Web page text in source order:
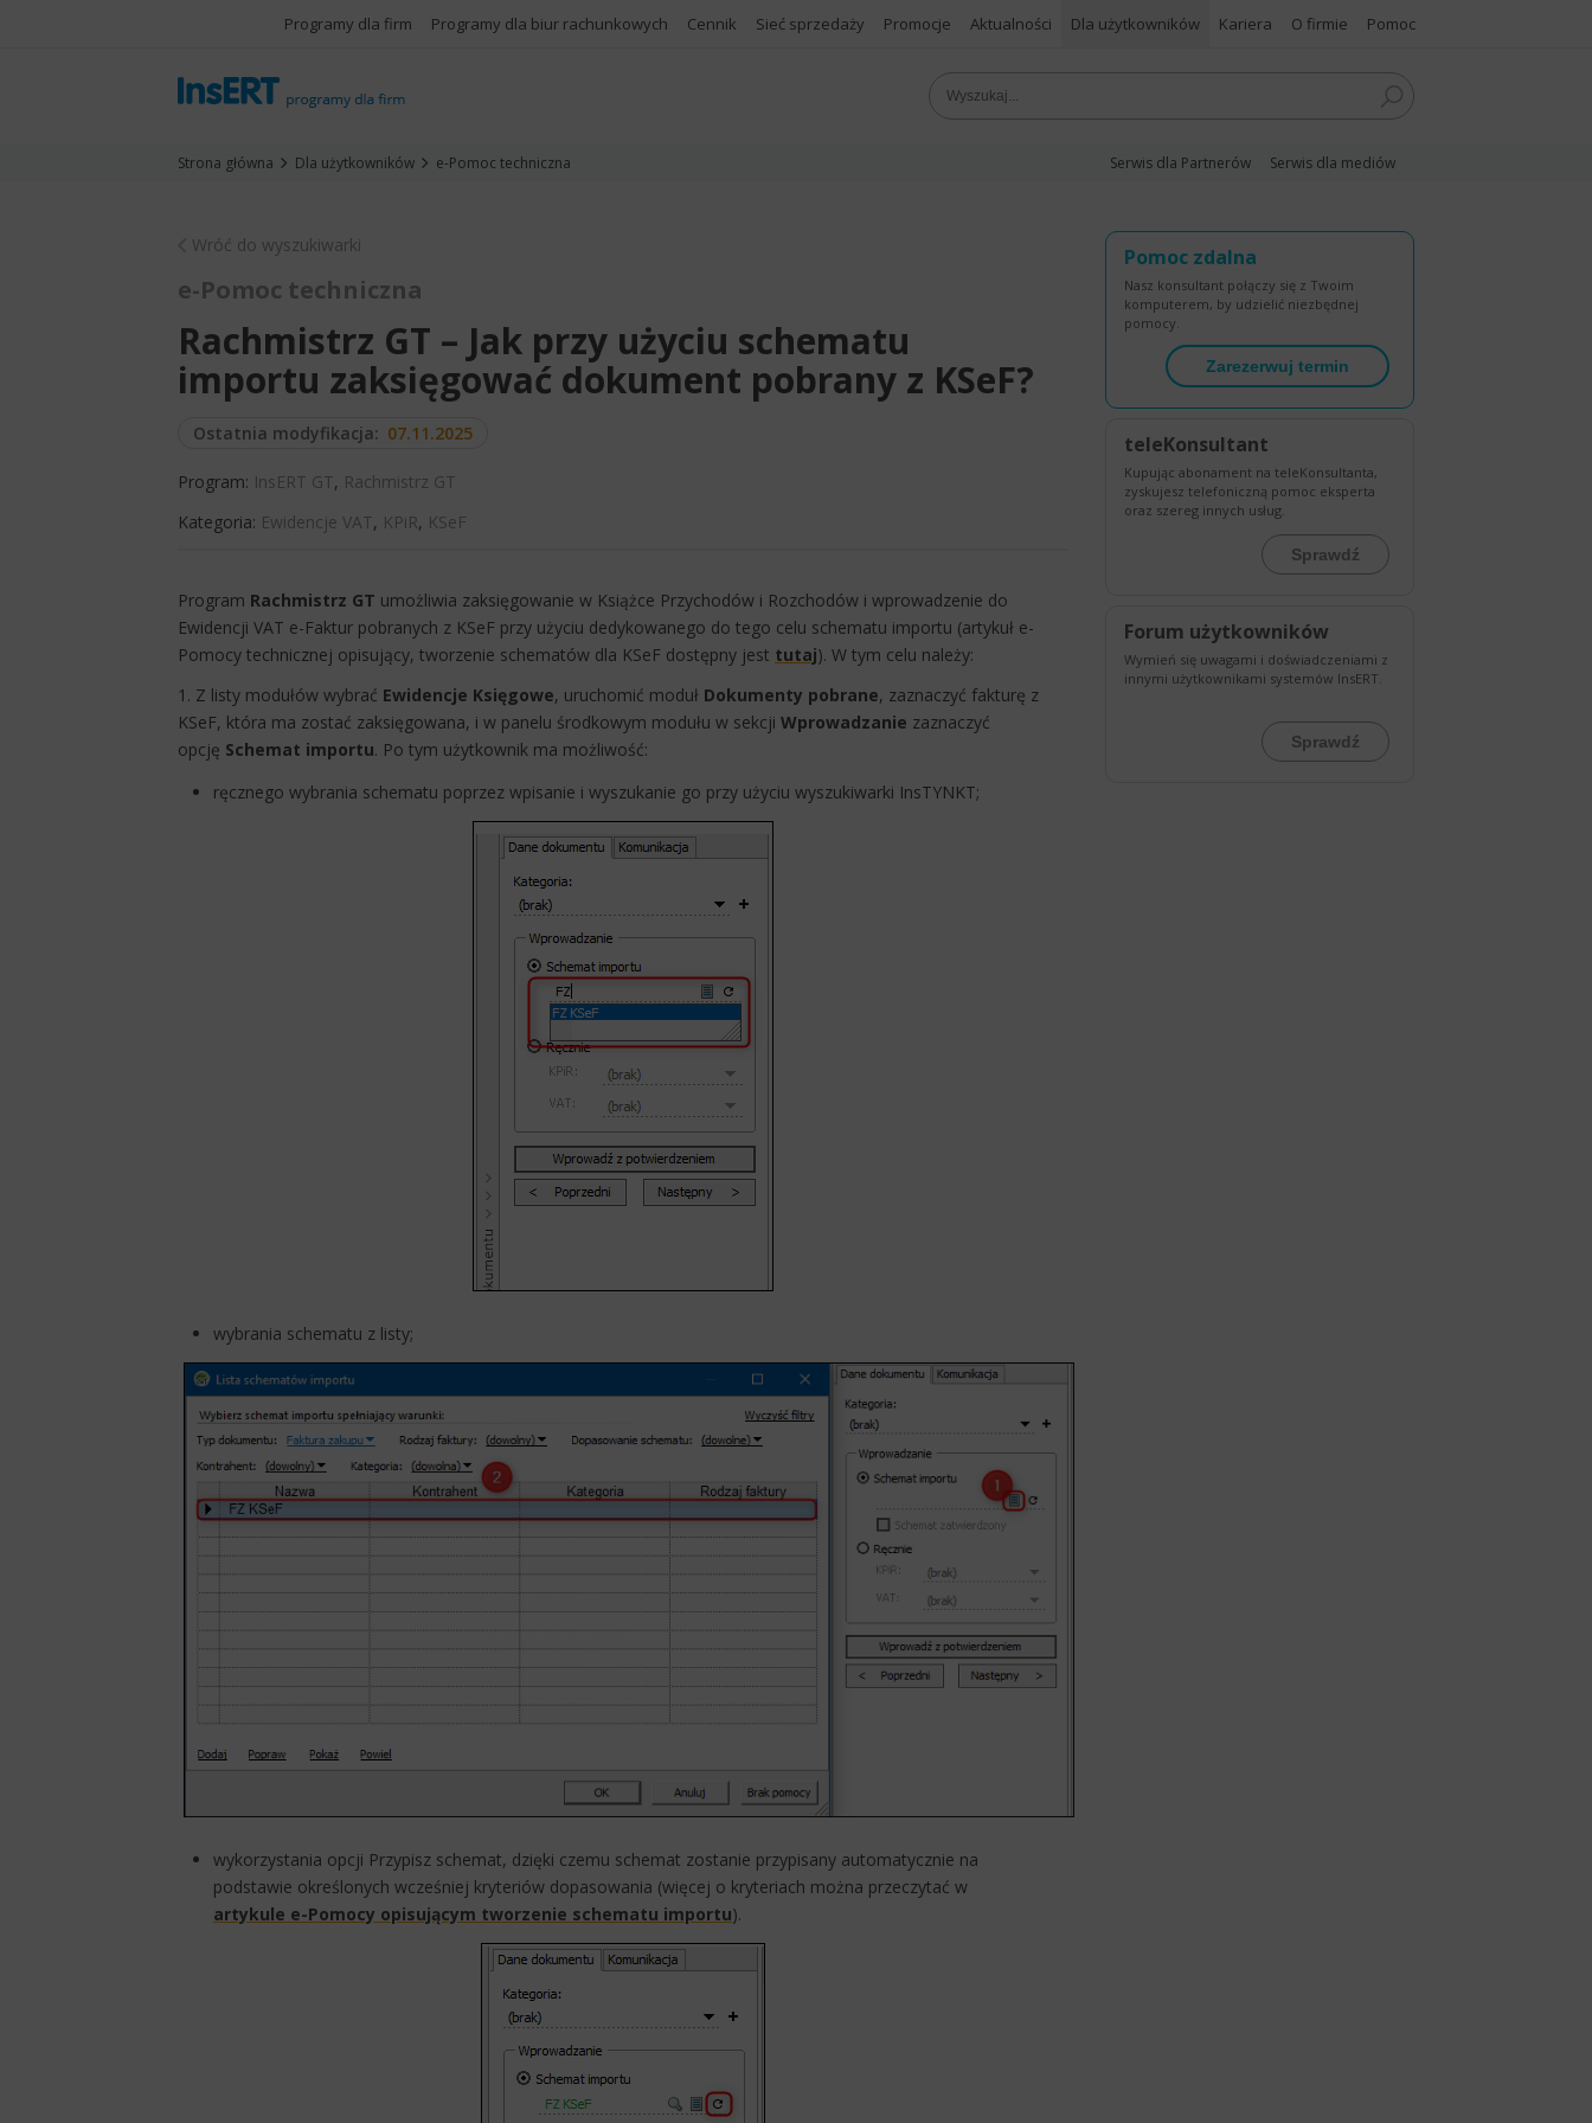
Programy dla firm Programy dla biur rachunkowych Cennik Sieć sprzedaży Promocje Aktualności Dla użytkowników Kariera O firmie Pomoc
Strona główna Dla użytkowników e-Pomoc techniczna Serwis dla Partnerów Serwis dla mediów
Wróć do wyszukiwarki
e-Pomoc techniczna
Rachmistrz GT – Jak przy użyciu schematu
importu zaksięgować dokument pobrany z KSeF?
Ostatnia modyfikacja: 07.11.2025
Program: InsERT GT, Rachmistrz GT
Kategoria: Ewidencje VAT, KPiR, KSeF
Program Rachmistrz GT umożliwia zaksięgowanie w Książce Przychodów i Rozchodów i wprowadzenie do
Ewidencji VAT e-Faktur pobranych z KSeF przy użyciu dedykowanego do tego celu schematu importu (artykuł e-
Pomocy technicznej opisujący, tworzenie schematów dla KSeF dostępny jest tutaj). W tym celu należy:
1. Z listy modułów wybrać Ewidencje Księgowe, uruchomić moduł Dokumenty pobrane, zaznaczyć fakturę z
KSeF, która ma zostać zaksięgowana, i w panelu środkowym modułu w sekcji Wprowadzanie zaznaczyć
opcję Schemat importu. Po tym uży​tkownik ma możliwość:
​ręcznego wybrania schematu poprzez wpisanie i wyszukanie go przy użyciu wyszukiwarki InsTYNKT;
wybrania schematu z listy;
​wykorzystania opcji Przypisz schemat, dzięki czemu schemat zostanie przypisany automatycznie na
podstawie określonych wcześniej kryteriów dopasowania (więcej o kryteriach można przeczytać w
artykule e-Pomocy opisującym tworzenie schematu importu​).
Pomoc zdalna
Nasz konsultant połączy się z Twoim
komputerem, by udzielić niezbędnej
pomocy.
Zarezerwuj termin
teleKonsultant
Kupując abonament na teleKonsultanta,
zyskujesz telefoniczną pomoc eksperta
oraz szereg innych usług.
Sprawdź
Forum użytkowników
Wymień się uwagami i doświadczeniami z
innymi użytkownikami systemów InsERT.
Sprawdź